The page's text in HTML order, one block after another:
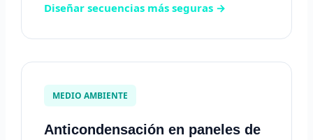
Diseñar secuencias más seguras →
MEDIO AMBIENTE
Anticondensación en paneles de